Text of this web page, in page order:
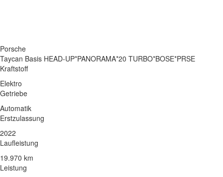
Porsche
Taycan Basis HEAD-UP*PANORAMA*20 TURBO*BOSE*PRSE
Kraftstoff
Elektro
Getriebe
Automatik
Erstzulassung
2022
Laufleistung
19.970 km
Leistung